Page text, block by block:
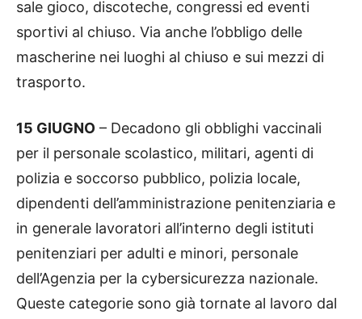
sale gioco, discoteche, congressi ed eventi
sportivi al chiuso. Via anche l’obbligo delle
mascherine nei luoghi al chiuso e sui mezzi di
trasporto.
15 GIUGNO – Decadono gli obblighi vaccinali
per il personale scolastico, militari, agenti di
polizia e soccorso pubblico, polizia locale,
dipendenti dell’amministrazione penitenziaria e
in generale lavoratori all’interno degli istituti
penitenziari per adulti e minori, personale
dell’Agenzia per la cybersicurezza nazionale.
Queste categorie sono già tornate al lavoro dal